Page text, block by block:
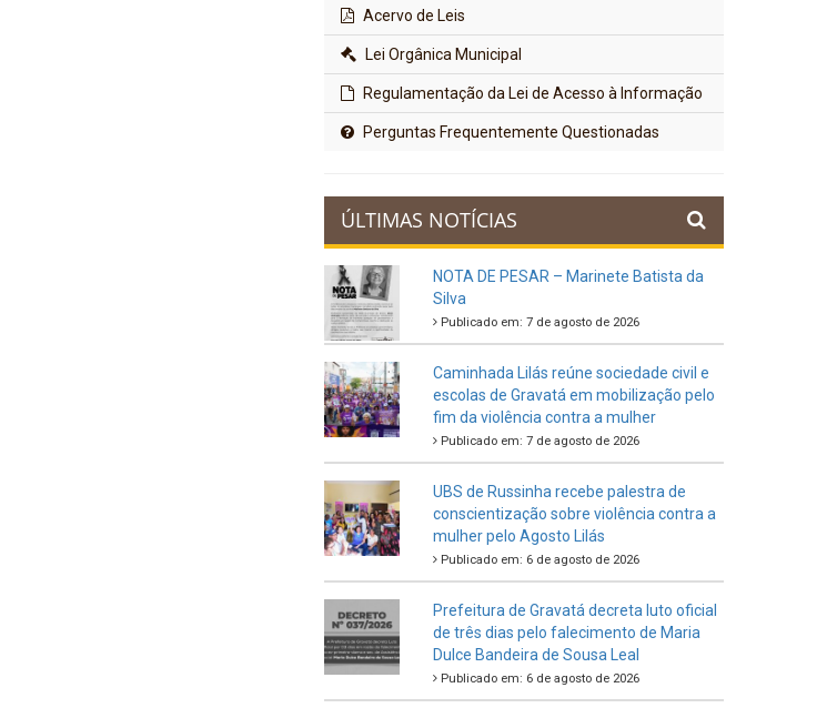
Acervo de Leis
Lei Orgânica Municipal
Regulamentação da Lei de Acesso à Informação
Perguntas Frequentemente Questionadas
ÚLTIMAS NOTÍCIAS
NOTA DE PESAR – Marinete Batista da
Silva
Publicado em: 7 de agosto de 2026
Caminhada Lilás reúne sociedade civil e
escolas de Gravatá em mobilização pelo
fim da violência contra a mulher
Publicado em: 7 de agosto de 2026
UBS de Russinha recebe palestra de
conscientização sobre violência contra a
mulher pelo Agosto Lilás
Publicado em: 6 de agosto de 2026
Prefeitura de Gravatá decreta luto oficial
de três dias pelo falecimento de Maria
Dulce Bandeira de Sousa Leal
Publicado em: 6 de agosto de 2026